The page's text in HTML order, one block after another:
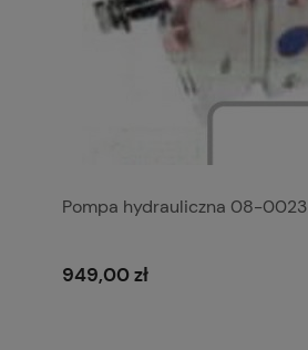
Pompa hydrauliczna 08-0023
949,00 zł